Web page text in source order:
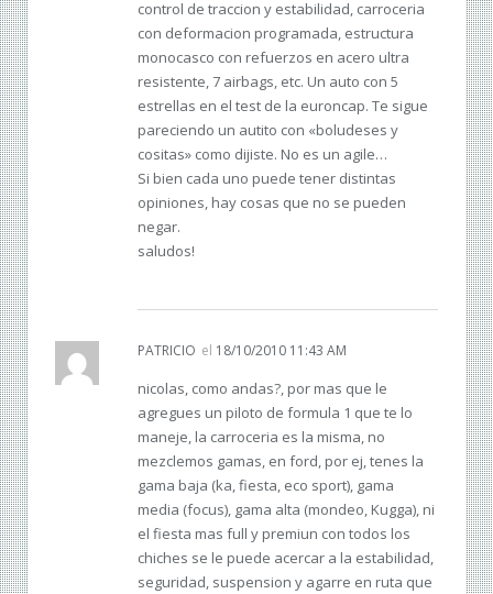
control de traccion y estabilidad, carroceria
con deformacion programada, estructura
monocasco con refuerzos en acero ultra
resistente, 7 airbags, etc. Un auto con 5
estrellas en el test de la euroncap. Te sigue
pareciendo un autito con «boludeses y
cositas» como dijiste. No es un agile…
Si bien cada uno puede tener distintas
opiniones, hay cosas que no se pueden
negar.
saludos!
PATRICIO el 18/10/2010 11:43 AM
nicolas, como andas?, por mas que le
agregues un piloto de formula 1 que te lo
maneje, la carroceria es la misma, no
mezclemos gamas, en ford, por ej, tenes la
gama baja (ka, fiesta, eco sport), gama
media (focus), gama alta (mondeo, Kugga), ni
el fiesta mas full y premiun con todos los
chiches se le puede acercar a la estabilidad,
seguridad, suspension y agarre en ruta que